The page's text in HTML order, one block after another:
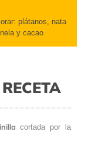
plátanos, nata
y cacao
cortada por la